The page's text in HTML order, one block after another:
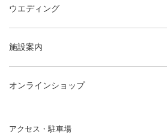
ウエディング
施設案内
オンラインショップ
アクセス・駐車場